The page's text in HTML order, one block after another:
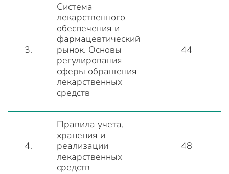
3.
Система
лекарственного
обеспечения и
фармацевтический
рынок. Основы
регулирования
сферы обращения
лекарственных
средств
44
4.
Правила учета,
хранения и
реализации
лекарственных
средств
48